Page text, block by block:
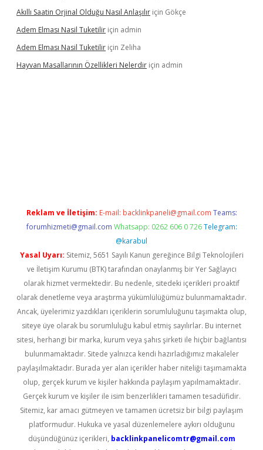
Akıllı Saatin Orjinal Olduğu Nasıl Anlaşılır için Gökçe
Adem Elması Nasil Tuketilir için admin
Adem Elması Nasil Tuketilir için Zeliha
Hayvan Masallarının Özellikleri Nelerdir için admin
Reklam ve İletişim: E-mail: backlinkpaneli@gmail.com Teams:
forumhizmeti@gmail.com Whatsapp: 0262 606 0 726 Telegram:
@karabul
Yasal Uyarı: Sitemiz, 5651 Sayılı Kanun gereğince Bilgi Teknolojileri
ve İletişim Kurumu (BTK) tarafından onaylanmış bir Yer Sağlayıcı
olarak hizmet vermektedir. Bu nedenle, sitedeki içerikleri proaktif
olarak denetleme veya araştırma yükümlülüğümüz bulunmamaktadır.
Ancak, üyelerimiz yazdıkları içeriklerin sorumluluğunu taşımakta olup,
siteye üye olarak bu sorumluluğu kabul etmiş sayılırlar. Bu internet
sitesi, herhangi bir marka, kurum veya şahıs şirketi ile hiçbir bağlantısı
bulunmamaktadır. Sitede yalnızca kendi hazırladığımız makaleler
paylaşılmaktadır. Burada yer alan içerikler haber niteliği taşımamakta
olup, gerçek kurum ve kişiler hakkında paylaşım yapılmamaktadır.
Gerçek kurum ve kişiler ile isim benzerlikleri tamamen tesadüfidir.
Sitemiz, kar amacı gütmeyen ve tamamen ücretsiz bir bilgi paylaşım
platformudur. Hukuka ve yasal düzenlemelere aykırı olduğunu
düşündüğünüz içerikleri, backlinkpanelicomtr@gmail.com